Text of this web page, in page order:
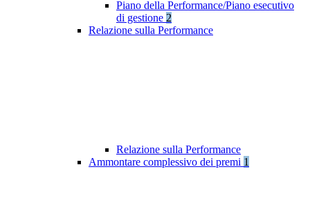
Piano della Performance/Piano esecutivo
di gestione 2
Relazione sulla Performance
Relazione sulla Performance
Ammontare complessivo dei premi 1